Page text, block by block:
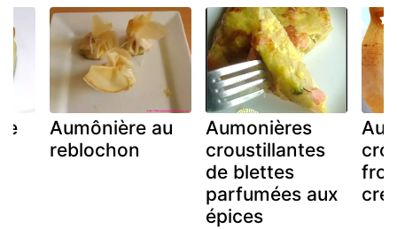
Aumônière au
reblochon
Aumonières
croustillantes
de blettes
parfumées aux
épices